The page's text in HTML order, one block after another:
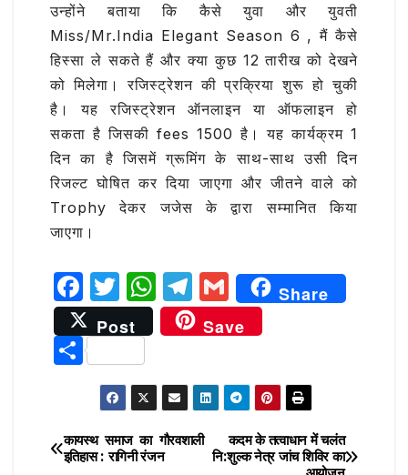
उन्होंने बताया कि कैसे युवा और युवती
Miss/Mr.India Elegant Season 6 , मैं कैसे
हिस्सा ले सकते हैं और क्या कुछ 12 तारीख को देखने
को मिलेगा। रजिस्ट्रेशन की प्रक्रिया शुरू हो चुकी
है। यह रजिस्ट्रेशन ऑनलाइन या ऑफलाइन हो
सकता है जिसकी fees 1500 है। यह कार्यक्रम 1
दिन का है जिसमें ग्रूमिंग के साथ-साथ उसी दिन
रिजल्ट घोषित कर दिया जाएगा और जीतने वाले को
Trophy देकर जजेस के द्वारा सम्मानित किया
जाएगा।
F
a
c
e
b
o
o
T
w
it
te
r
W
h
at
A
p
p
T
el
e
ra
m
G
m
ai
Share
Post
Save
S
h
ar
e
Post
कदम के तत्वाधान में चलंत
नि:शुल्क नेत्र जांच शिविर का
कायस्‍थ समाज का गौरवशाली
इतिहास : रागिनी रंजन